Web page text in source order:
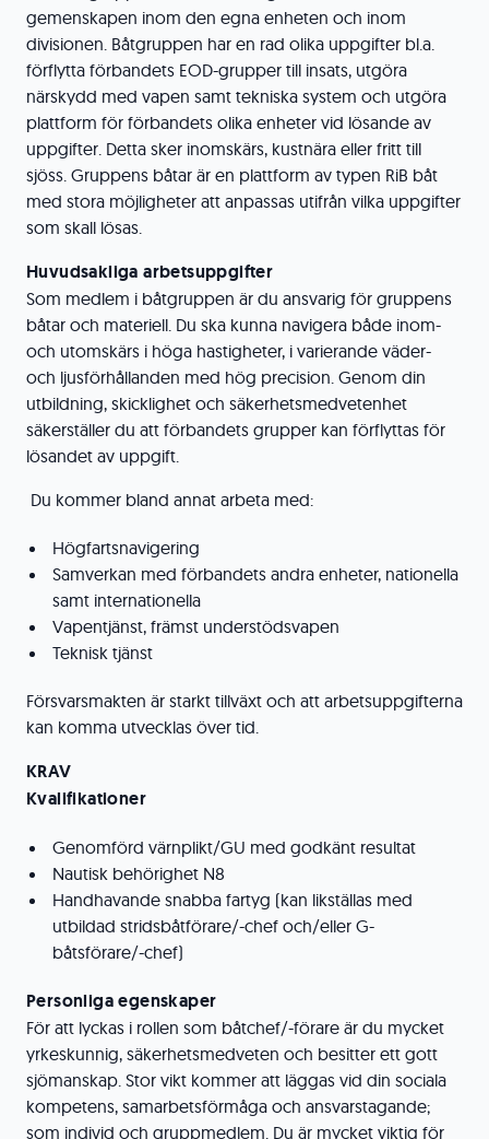
gemenskapen inom den egna enheten och inom
divisionen. Båtgruppen har en rad olika uppgifter bl.a.
förflytta förbandets EOD-grupper till insats, utgöra
närskydd med vapen samt tekniska system och utgöra
plattform för förbandets olika enheter vid lösande av
uppgifter. Detta sker inomskärs, kustnära eller fritt till
sjöss. Gruppens båtar är en plattform av typen RiB båt
med stora möjligheter att anpassas utifrån vilka uppgifter
som skall lösas.
Huvudsakliga arbetsuppgifter
Som medlem i båtgruppen är du ansvarig för gruppens
båtar och materiell. Du ska kunna navigera både inom-
och utomskärs i höga hastigheter, i varierande väder-
och ljusförhållanden med hög precision. Genom din
utbildning, skicklighet och säkerhetsmedvetenhet
säkerställer du att förbandets grupper kan förflyttas för
lösandet av uppgift.
Du kommer bland annat arbeta med:
Högfartsnavigering
Samverkan med förbandets andra enheter, nationella
samt internationella
Vapentjänst, främst understödsvapen
Teknisk tjänst
Försvarsmakten är starkt tillväxt och att arbetsuppgifterna
kan komma utvecklas över tid.
KRAV
Kvalifikationer
Genomförd värnplikt/GU med godkänt resultat
Nautisk behörighet N8
Handhavande snabba fartyg (kan likställas med
utbildad stridsbåtförare/-chef och/eller G-
båtsförare/-chef)
Personliga egenskaper
För att lyckas i rollen som båtchef/-förare är du mycket
yrkeskunnig, säkerhetsmedveten och besitter ett gott
sjömanskap. Stor vikt kommer att läggas vid din sociala
kompetens, samarbetsförmåga och ansvarstagande;
som individ och gruppmedlem. Du är mycket viktig för